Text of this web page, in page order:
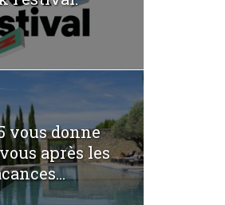
vous donne
après les